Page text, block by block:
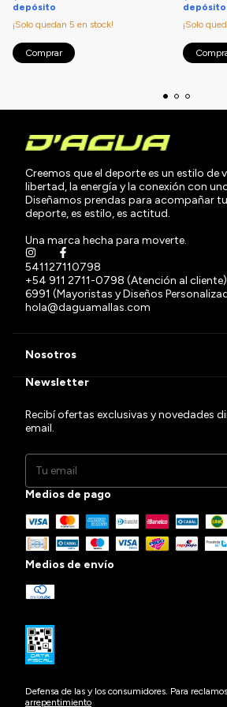
depósito
¡Solo quedan 5 en stock!
Comprar
depósito
¡Solo
Creemos que el deporte es un estilo de
libertad, la energía y la conexión con
Diseñamos prendas para acompañar
deporte, es estilo, es actitud.
Una marca hecha para moverte.
541127110798
+54 911 2711-0798 (Atención al
6991 (Mayoristas y Diseños
hola@daguamallas.com
Nosotros
Newsletter
Recibí ofertas exclusivas y novedades
email.
Medios de pago
Medios de envío
Defensa de las y los consumidores. Para reclamos
arrepentimiento